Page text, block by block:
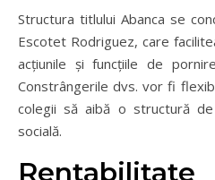
Structura titlului Abanca se
Escotet Rodriguez, care
acțiunile și funcțiile de
Constrângerile dvs. vor fi
colegii să aibă o structură
socială.
Rentabilitate